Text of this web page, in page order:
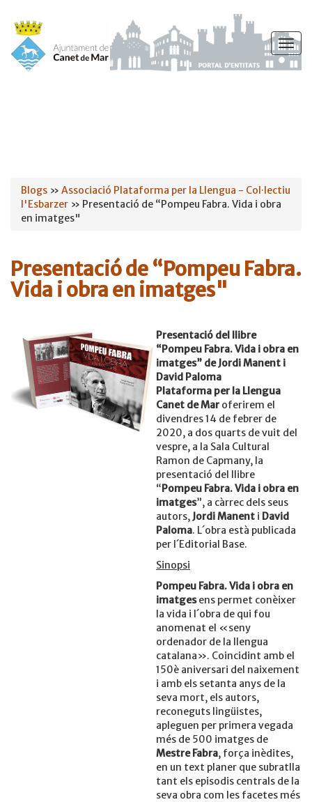
Vés
contingut
Esteu
aquí
Blogs » Associació Plataforma per la Llengua - Col·lectiu
l'Esbarzer » Presentació de “Pompeu Fabra. Vida i obra
en imatges"
Presentació de “Pompeu Fabra.
Vida i obra en imatges"
Presentació del llibre
“Pompeu Fabra. Vida i obra en
imatges” de Jordi Manent i
David Paloma
Plataforma per la Llengua
Canet de Mar oferirem el
divendres 14 de febrer de
2020, a dos quarts de vuit del
vespre, a la Sala Cultural
Ramon de Capmany, la
presentació del llibre
“Pompeu Fabra. Vida i obra en
imatges”, a càrrec dels seus
autors, Jordi Manent i David
Paloma. L´obra està publicada
per l´Editorial Base.
Sinopsi
Pompeu Fabra. Vida i obra en
imatgesens permet conèixer
la vida i l´obra de qui fou
anomenat el «seny
ordenador de la llengua
catalana». Coincidint amb el
150è aniversari del naixement
i amb els setanta anys de la
seva mort, els autors,
reconeguts lingüistes,
apleguen per primera vegada
més de 500 imatges de
Mestre Fabra, força inèdites,
en un text planer que subratlla
tant els episodis centrals de la
seva obra com les facetes més